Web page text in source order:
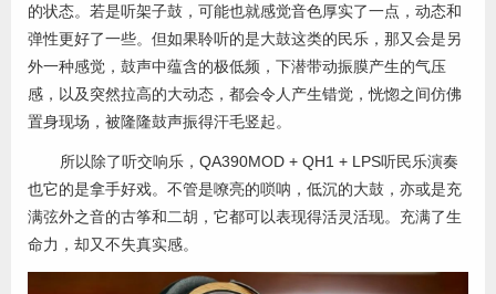
的状态。若是听架子鼓，可能也就感觉音色厚实了一点，动态和
弹性更好了一些。但如果聆听的是大鼓这类的民乐，那又会是另
外一种感觉，鼓声中蕴含的极低频，下潜带动振膜产生的气压
感，以及突然拉高的大动态，都会令人产生错觉，恍惚之间仿佛
置身现场，被隆隆鼓声振得汗毛竖起。
所以除了听交响乐，QA390MOD + QH1 + LPS听民乐演奏
也它的是拿手好戏。不管是嘹亮的唢呐，低沉的大鼓，亦或是充
满弦外之音的古筝和二胡，它都可以表现得活灵活现。充满了生
命力，却又不失真实感。